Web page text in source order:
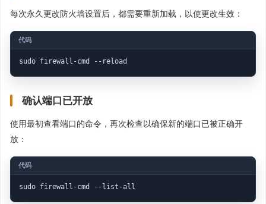
每次永久更改防火墙设置后，都需要重新加载，以使更改生效：
sudo firewall-cmd --reload
确认端口已开放
使用最初查看端口的命令，再次检查以确保新的端口已被正确开
放：
sudo firewall-cmd --list-all